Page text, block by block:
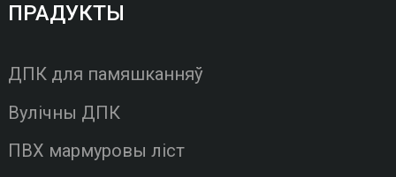
ПРАДУКТЫ
ДПК для памяшканняў
Вулічны ДПК
ПВХ мармуровы ліст